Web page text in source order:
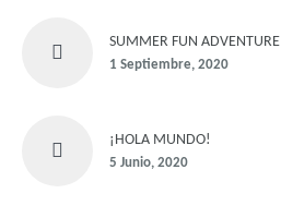
SUMMER FUN ADVENTURE
1 Septiembre, 2020
¡HOLA MUNDO!
5 Junio, 2020